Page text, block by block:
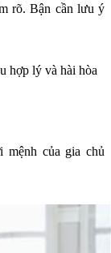
rõ. Bận cần lưu ý
hợp lý và hài hòa
mệnh của gia chủ